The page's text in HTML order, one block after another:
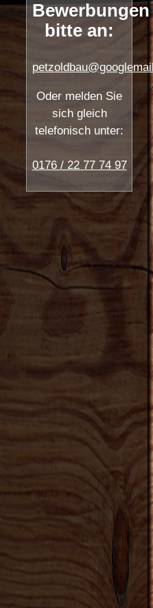
Bewerbungen
bitte an:
Oder melden Sie
sich gleich
telefonisch unter:
0176 / 22 77 74 97